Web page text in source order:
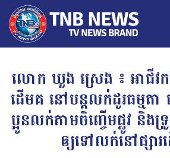
លោក ឃួង ស្រេង ៖ អាជីវករ
ដើមគ នៅបន្តលក់ដូរធម្មត
ប្អូនលក់តាមចិញ្ចើមផ្លូវ និងទ្
ឲ្យទៅលក់នៅផ្សារ